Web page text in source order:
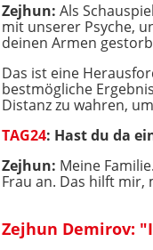
Zejhun: Als
mit unserer Psyche,
deinen Armen
Das ist eine
bestmögliche
Distanz zu wahren,
TAG24: Hast du da
Zejhun: Meine
Frau an. Das hilft mir,
Zejhun Demirov: